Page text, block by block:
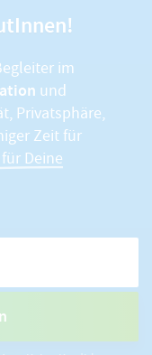
im
und
Privatsphäre,
Zeit für
Deine